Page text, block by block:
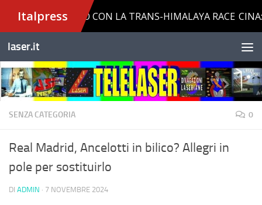
Salta al contenuto
laser.it
SENZA CATEGORIA 0
Real Madrid, Ancelotti in bilico? Allegri in
pole per sostituirlo
DI ADMIN · 7 NOVEMBRE 2024